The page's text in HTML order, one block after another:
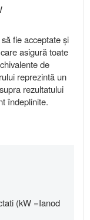
fie acceptate și
asigură toate
de
reprezintă un
rezultatului
îndeplinite.
(kW =Ianod